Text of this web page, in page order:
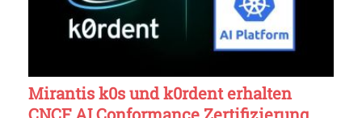
Mirantis k0s und k0rdent erhalten